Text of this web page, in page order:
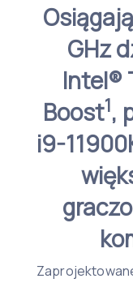
GHz
Intel®
Boost1,
i9-